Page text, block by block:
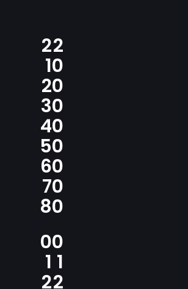
2
1
2
3
4
5
6
7
8
2
0
0
0
0
0
0
0
0
0
1
2
0
1
2